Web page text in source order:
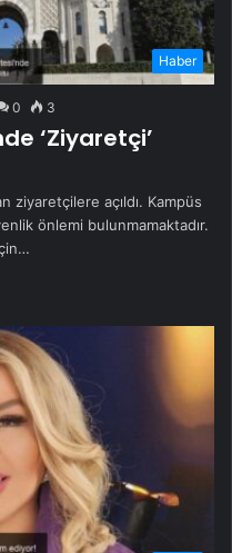
Haber
0 3
‘Ziyaretçi’
ziyaretçilere açıldı. Kampüs
önlemi bulunmamaktadır.